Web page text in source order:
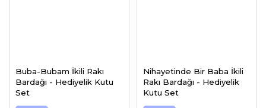
Buba-Bubam İkili Rakı
Bardağı - Hediyelik Kutu
Set
Nihayetinde Bir Baba İkili
Rakı Bardağı - Hediyelik
Kutu Set